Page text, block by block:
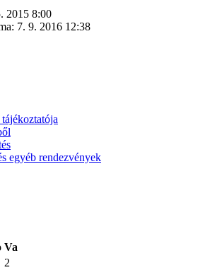
2015 8:00
7. 9. 2016 12:38
egyéb rendezvények
Va
2